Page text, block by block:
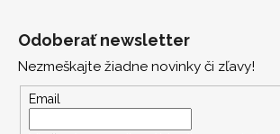
Odoberať newsletter
Nezmeškajte žiadne novinky či zľavy!
Email